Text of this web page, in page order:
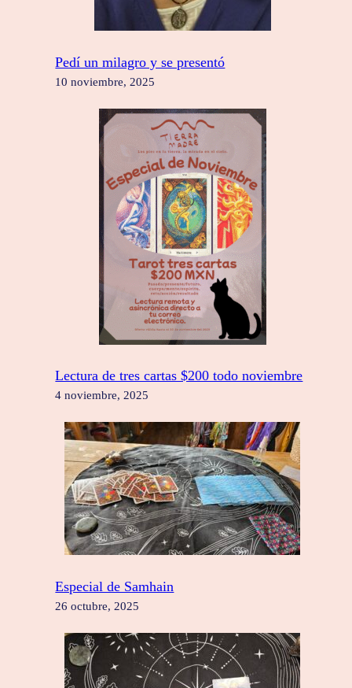
Pedí un milagro y se presentó
10 noviembre, 2025
Lectura de tres cartas $200 todo noviembre
4 noviembre, 2025
Especial de Samhain
26 octubre, 2025